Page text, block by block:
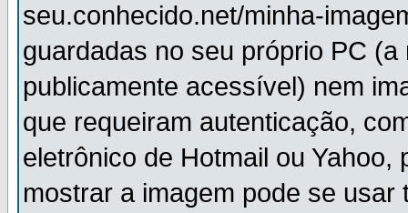
seu.conhecido.net/minha-
guardadas no seu próprio PC
publicamente acessível) nem
que requeiram autenticação,
eletrônico de Hotmail ou
mostrar a imagem pode se